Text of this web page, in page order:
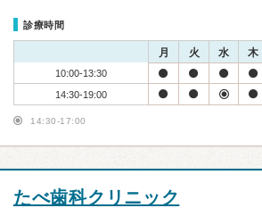
診療時間
月 火 水 木
10:00-13:30
14:30-19:00
14:30-17:00
たべ歯科クリニック